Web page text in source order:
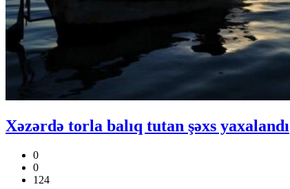
Xəzərdə torla balıq tutan şəxs yaxalandı
0
0
124